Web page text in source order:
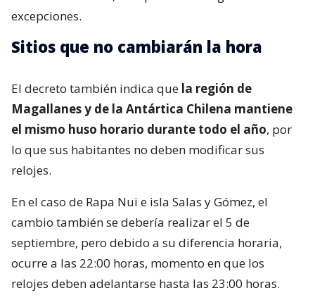
excepciones.
Sitios que no cambiarán la hora
El decreto también indica que la región de
Magallanes y de la Antártica Chilena mantiene
el mismo huso horario durante todo el año, por
lo que sus habitantes no deben modificar sus
relojes.
En el caso de Rapa Nui e isla Salas y Gómez, el
cambio también se debería realizar el 5 de
septiembre, pero debido a su diferencia horaria,
ocurre a las 22:00 horas, momento en que los
relojes deben adelantarse hasta las 23:00 horas.